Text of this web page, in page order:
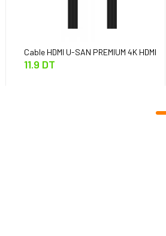
Cable HDMI U-SAN PREMIUM 4K HDMI
24k Gold 1.5M
11.9 DT